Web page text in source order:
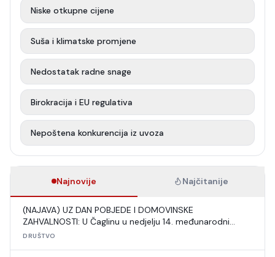
Niske otkupne cijene
Suša i klimatske promjene
Nedostatak radne snage
Birokracija i EU regulativa
Nepoštena konkurencija iz uvoza
Najnovije Najčitanije
(NAJAVA) UZ DAN POBJEDE I DOMOVINSKE
ZAHVALNOSTI: U Čaglinu u nedjelju 14. međunarodni
šahovski turnir
DRUŠTVO